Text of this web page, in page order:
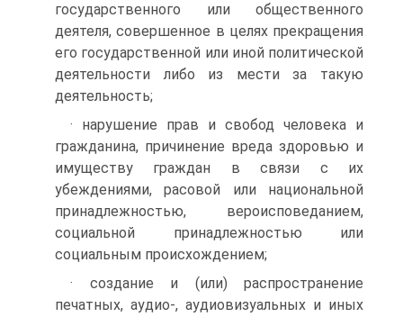
государственного или общественного
деятеля, совершенное в целях прекращения
его государственной или иной политической
деятельности либо из мести за такую
деятельность;
· нарушение прав и свобод человека и
гражданина, причинение вреда здоровью и
имуществу граждан в связи с их
убеждениями, расовой или национальной
принадлежностью, вероисповеданием,
социальной принадлежностью или
социальным происхождением;
· создание и (или) распространение
печатных, аудио-, аудиовизуальных и иных